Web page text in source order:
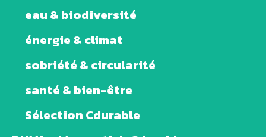
eau & biodiversité
énergie & climat
sobriété & circularité
santé & bien-être
Sélection Cdurable